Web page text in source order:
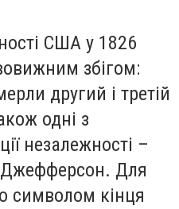
США у 1826
збігом:
другий і третій
одні з
незалежності –
Для
символом кінця